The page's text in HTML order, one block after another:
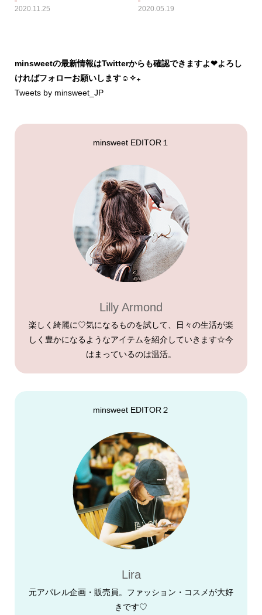
2020.11.25 2020.05.19
minsweetの最新情報はTwitterからも確認できますよ❤︎よろし
ければフォローお願いします☺︎✧₊
Tweets by minsweet_JP
minsweet EDITOR１
Lilly Armond
楽しく綺麗に♡気になるものを試して、日々の生活が楽
しく豊かになるようなアイテムを紹介していきます☆今
はまっているのは温活。
minsweet EDITOR２
Lira
元アパレル企画・販売員。ファッション・コスメが大好
きです♡